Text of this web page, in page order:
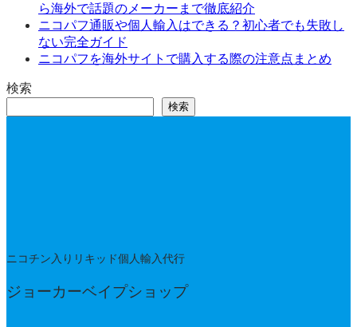
ら海外で話題のメーカーまで徹底紹介
ニコパフ通販や個人輸入はできる？初心者でも失敗し
ない完全ガイド
ニコパフを海外サイトで購入する際の注意点まとめ
検索
検索
ニコチン入りリキッド個人輸入代行
ジョーカーベイプショップ